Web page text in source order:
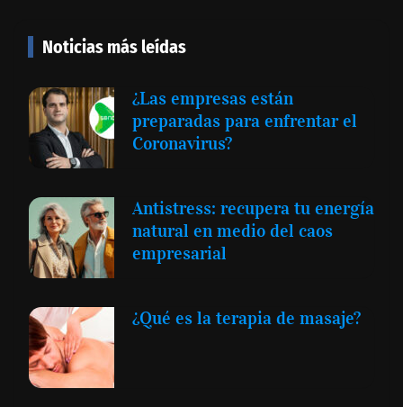
Noticias más leídas
¿Las empresas están
preparadas para enfrentar el
Coronavirus?
Antistress: recupera tu energía
natural en medio del caos
empresarial
¿Qué es la terapia de masaje?